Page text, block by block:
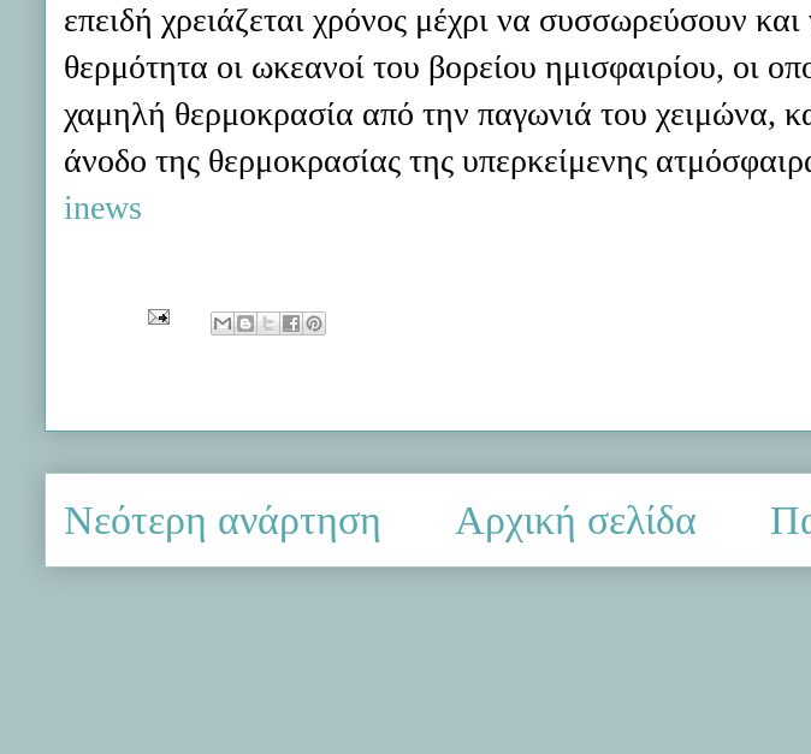
επειδή χρειάζεται χρόνος μέχρι να συσσωρεύσουν
θερμότητα οι ωκεανοί του βορείου ημισφαιρίου, οι
χαμηλή θερμοκρασία από την παγωνιά του χειμώνα,
άνοδο της θερμοκρασίας της υπερκείμενης
inews
Νεότερη ανάρτηση Αρχική σελίδα